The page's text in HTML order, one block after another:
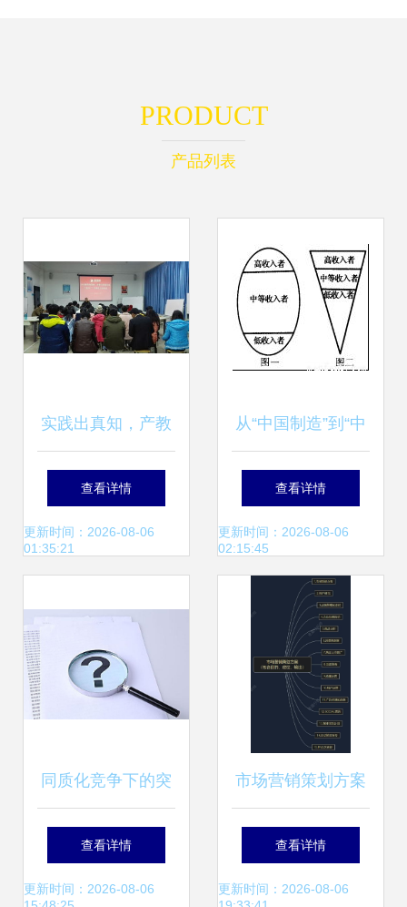
PRODUCT
产品列表
实践出真知，产教
促双赢——商学院
召开2013级市场营
厂”学期项目总结会
查看详情
更新时间：2026-08-06
01:35:21
从“中国制造”到“中
国创造” 创新驱动
的转型之路
查看详情
更新时间：2026-08-06
02:15:45
同质化竞争下的突
围之道 基于差异化
策略的市场营销策
查看详情
更新时间：2026-08-06
市场营销策划方案
(包含目的,定位,输
出) 1.市场趋势分析
查看详情
更新时间：2026-08-06